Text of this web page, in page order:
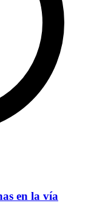
en la vía